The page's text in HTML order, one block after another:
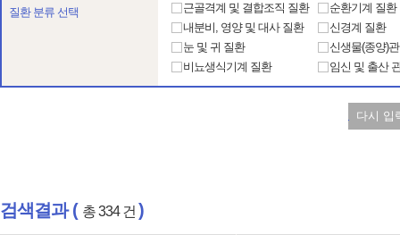
질환 분류 선택
근골격계 및 결합조직 질환
내분비, 영양 및 대사 질환
눈 및 귀 질환
비뇨생식기계 질환
순환기계 질환
신경계 질환
신생물(종양)
임신 및 출산
다시 입
검색결과 ( 총 334 건 )